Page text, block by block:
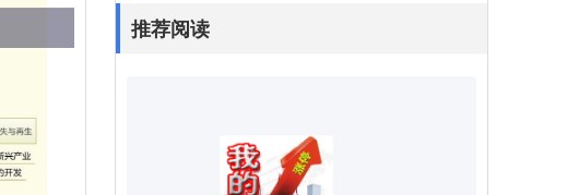
推荐阅读